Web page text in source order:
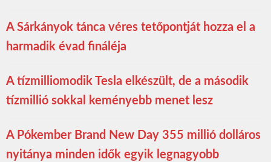
A Sárkányok tánca véres tetőpontját hozza el a
harmadik évad fináléja
A tízmilliomodik Tesla elkészült, de a második
tízmillió sokkal keményebb menet lesz
A Pókember Brand New Day 355 millió dolláros
nyitánya minden idők egyik legnagyobb